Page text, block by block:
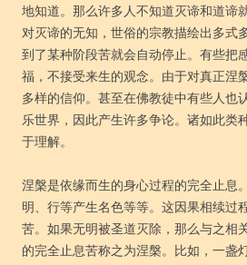
地知道。那么许多人不知道灭谛和道谛
对灭谛的无知，世俗的宗教描绘出多式
到了某种阶段苦就会自动停止。有些把
福，不接受来生的观念。由于对真正涅
多样的信仰。甚至在佛教徒中有些人也
乐世界，因此产生许多争论。诸如此类
于理解。
涅槃是依缘而生的身心过程的完全止息
明、行等产生名色等等。这因果相续过
苦。如果无明被圣道灭除，那么与之相
的完全止息苦称之为涅槃。比如，一盏